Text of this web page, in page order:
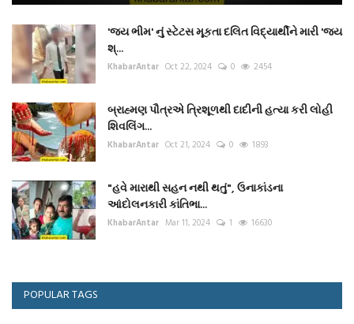
'જય ભીમ' નું સ્ટેટસ મૂકતા દલિત વિદ્યાર્થીને મારી 'જય
શ્...
KhabarAntar Oct 22, 2024 0 2454
બ્રાહ્મણ પૌત્રએ ત્રિશૂળથી દાદીની હત્યા કરી લોહી
શિવલિંગ...
KhabarAntar Oct 21, 2024 0 1893
"હવે મારાથી સહન નથી થતું", ઉનાકાંડના
આંદોલનકારી કાંતિભા...
KhabarAntar Mar 11, 2024 1 16630
POPULAR TAGS